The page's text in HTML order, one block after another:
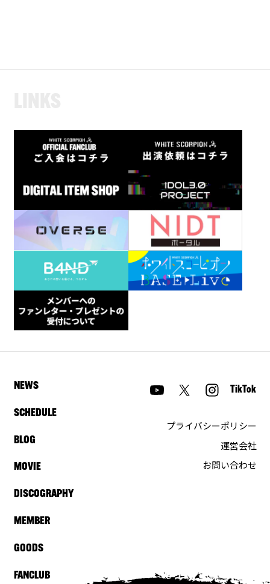
NEWS
SCHEDULE
BLOG
MOVIE
DISCOGRAPHY
MEMBER
GOODS
FANCLUB
TikTok
プライバシーポリシー
運営会社
お問い合わせ